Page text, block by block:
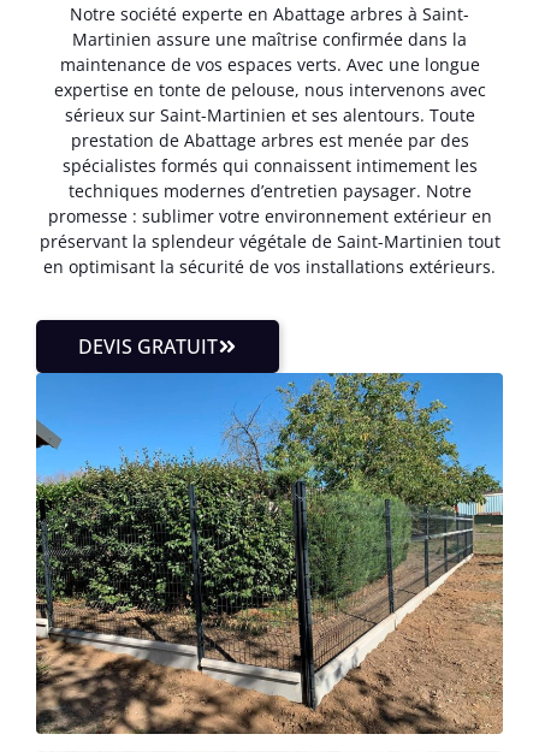
Notre société experte en Abattage arbres à Saint-
Martinien assure une maîtrise confirmée dans la
maintenance de vos espaces verts. Avec une longue
expertise en tonte de pelouse, nous intervenons avec
sérieux sur Saint-Martinien et ses alentours. Toute
prestation de Abattage arbres est menée par des
spécialistes formés qui connaissent intimement les
techniques modernes d’entretien paysager. Notre
promesse : sublimer votre environnement extérieur en
préservant la splendeur végétale de Saint-Martinien tout
en optimisant la sécurité de vos installations extérieurs.
DEVIS GRATUIT